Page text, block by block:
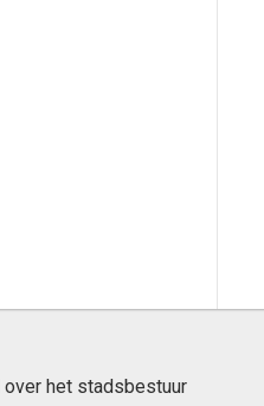
over het stadsbestuur